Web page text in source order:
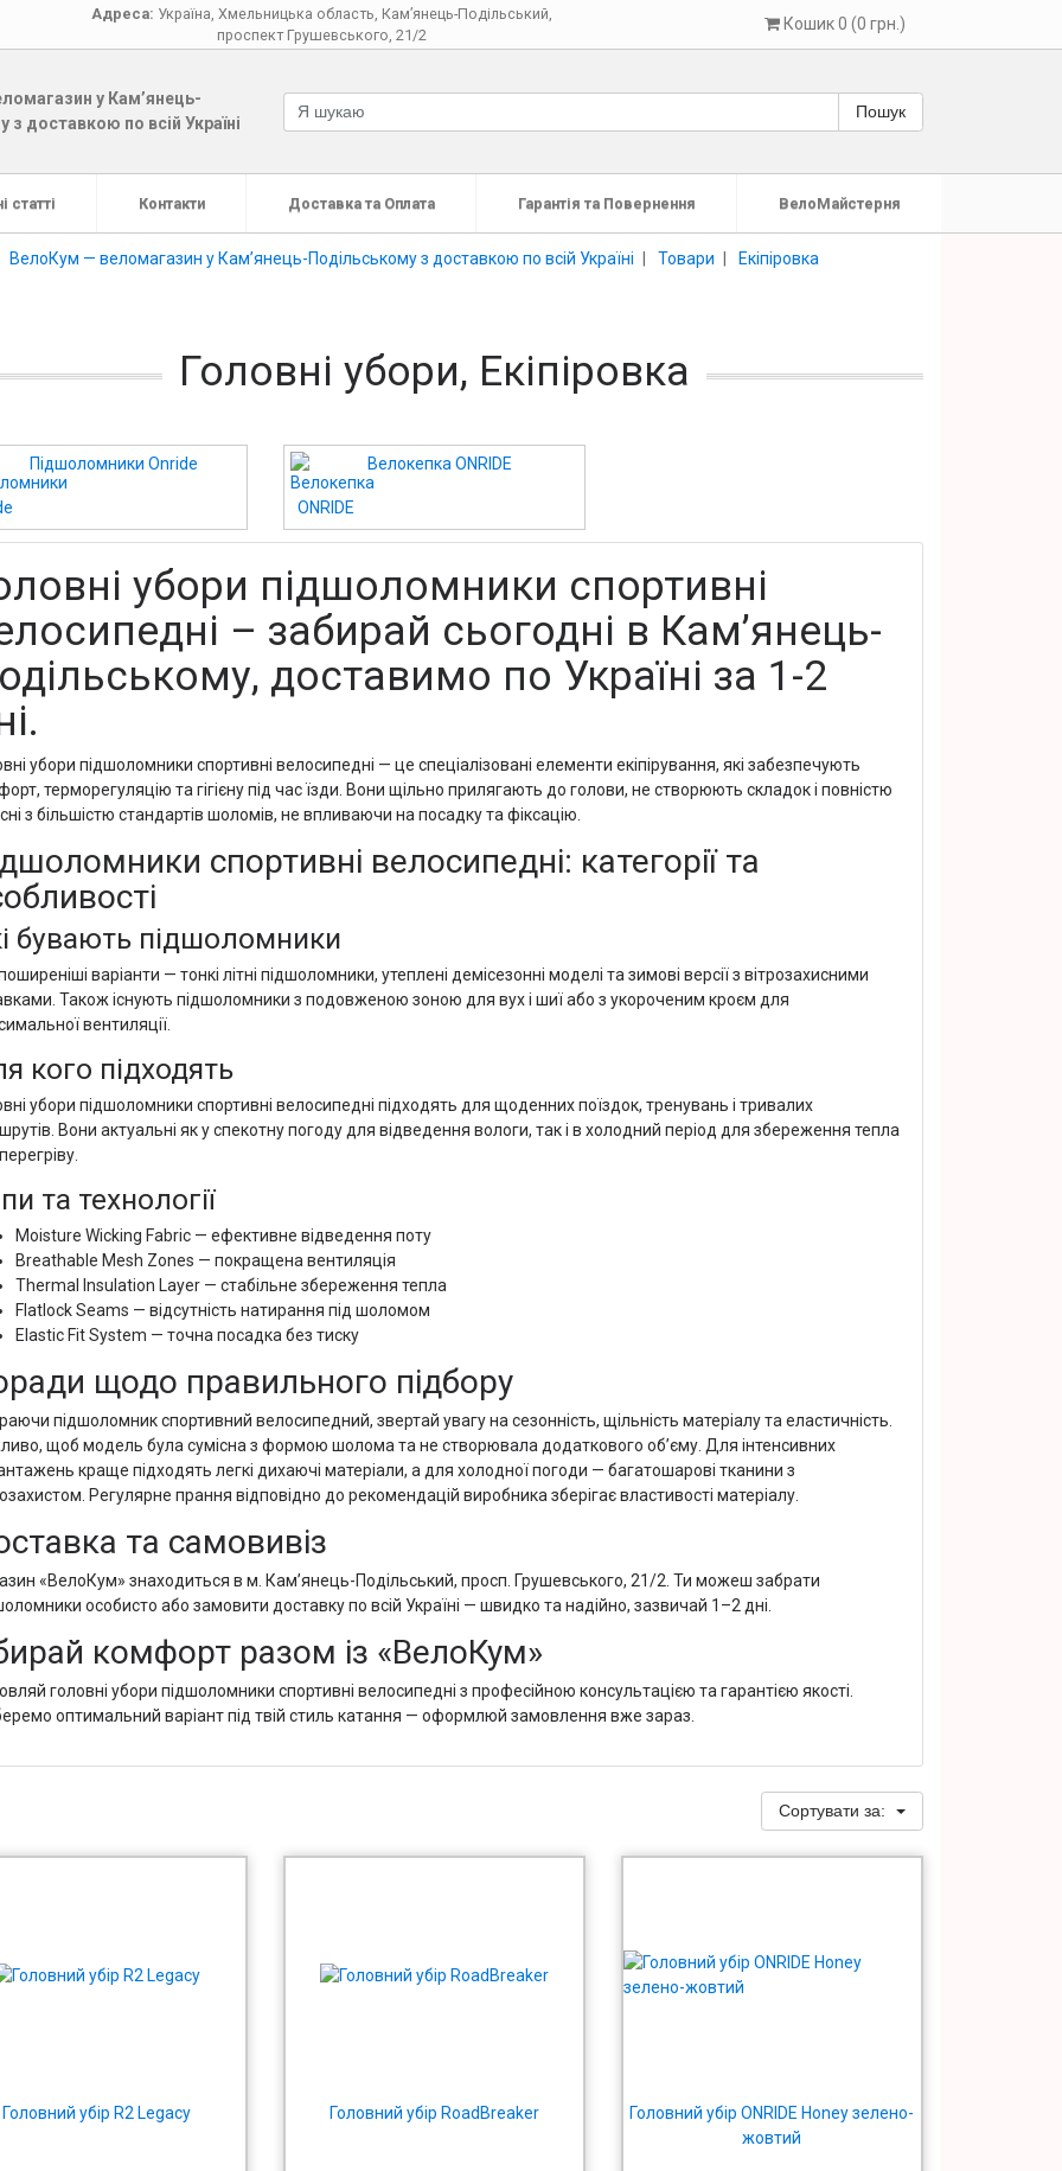
Адреса: Україна Хмельницька область Кам’янець-Подільський
проспект Грушевського, 21/2
Кошик 0 (0 грн.)
у Кам’янець-
з доставкою по всій Україні
Пошук
статті Контакти Доставка та Оплата Гарантія та Повернення ВелоМайстерня
ВелоКум — веломагазин у Кам’янець-Подільському з доставкою по всій Україні Товари Екіпіровка
Головні убори, Екіпіровка
Підшоломники Onride Велокепка ONRIDE
убори підшоломники спортивні
– забирай сьогодні в Кам’янець-
доставимо по Україні за 1-2
убори підшоломники спортивні велосипедні — це спеціалізовані елементи екіпірування, які забезпечують
терморегуляцію та гігієну під час їзди. Вони щільно прилягають до голови, не створюють складок і повністю
з більшістю стандартів шоломів, не впливаючи на посадку та фіксацію.
спортивні велосипедні: категорії та
бувають підшоломники
варіанти — тонкі літні підшоломники, утеплені демісезонні моделі та зимові версії з вітрозахисними
Також існують підшоломники з подовженою зоною для вух і шиї або з укороченим кроєм для
вентиляції.
кого підходять
убори підшоломники спортивні велосипедні підходять для щоденних поїздок, тренувань і тривалих
Вони актуальні як у спекотну погоду для відведення вологи, так і в холодний період для збереження тепла
та технології
Moisture Wicking Fabric — ефективне відведення поту
Breathable Mesh Zones — покращена вентиляція
Thermal Insulation Layer — стабільне збереження тепла
Flatlock Seams — відсутність натирання під шоломом
Elastic Fit System — точна посадка без тиску
щодо правильного підбору
підшоломник спортивний велосипедний, звертай увагу на сезонність, щільність матеріалу та еластичність.
щоб модель була сумісна з формою шолома та не створювала додаткового об’єму. Для інтенсивних
краще підходять легкі дихаючі матеріали, а для холодної погоди — багатошарові тканини з
Регулярне прання відповідно до рекомендацій виробника зберігає властивості матеріалу.
та самовивіз
«ВелоКум» знаходиться в м. Кам’янець-Подільський, просп. Грушевського, 21/2. Ти можеш забрати
особисто або замовити доставку по всій Україні — швидко та надійно, зазвичай 1–2 дні.
комфорт разом із «ВелоКум»
головні убори підшоломники спортивні велосипедні з професійною консультацією та гарантією якості.
оптимальний варіант під твій стиль катання — оформлюй замовлення вже зараз.
Сортувати за:
Головний убір R2 Legacy Головний убір RoadBreaker
Головний убір ONRIDE Honey зелено-
жовтий